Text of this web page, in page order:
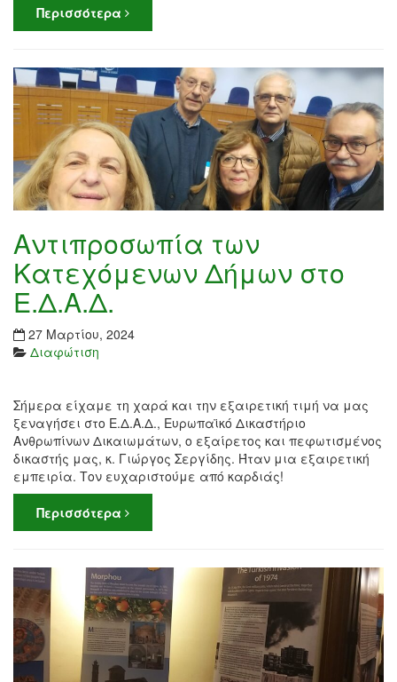
Περισσότερα
Αντιπροσωπία των
Κατεχόμενων Δήμων στο
Ε.Δ.Α.Δ.
27 Μαρτίου, 2024
Διαφώτιση
Σήμερα είχαμε τη χαρά και την εξαιρετική τιμή να μας
ξεναγήσει στο Ε.Δ.Α.Δ., Ευρωπαϊκό Δικαστήριο
Ανθρωπίνων Δικαιωμάτων, ο εξαίρετος και πεφωτισμένος
δικαστής μας, κ. Γιώργος Σεργίδης. Ήταν μια εξαιρετική
εμπειρία. Τον ευχαριστούμε από καρδιάς!
Περισσότερα